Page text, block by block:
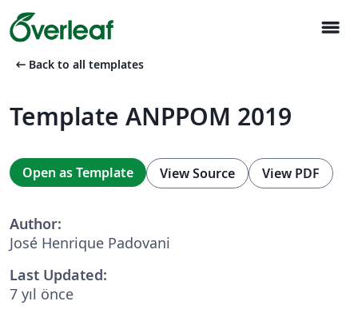
menu
arrow_left_alt Back to all templates
Template ANPPOM 2019
Open as Template View Source View PDF
Author:
José Henrique Padovani
Last Updated:
7 yıl önce